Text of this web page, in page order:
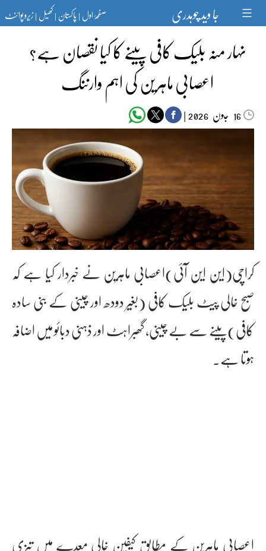
content جا وید چوہدری صفحۂ اول|پاکستان|کھیل|زیرو پوائنٹ
نہار منہ بلیک کافی پینے کا کیا نقصان ہے؟
اعصابی ماہرین کی اہم وارننگ
16 جون‬‮ |
کراچی(این این آئی)اعصابی ماہرین نے خبردار کیا ہے کہ
صبح خالی پیٹ بلیک کافی (بغیر دودھ اور چینی کے بنی سادہ
کافی)پینے سے بے چینی، گھبراہٹ اور ذہنی دبائو میں اضافہ
ہوتا ہے۔